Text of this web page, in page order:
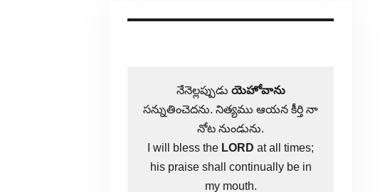
నేనెల్లప్పుడు యెహోవాను
సన్నుతించెదను. నిత్యము ఆయన కీర్తి నా
నోట నుండును.
I will bless the LORD at all times;
his praise shall continually be in
my mouth.